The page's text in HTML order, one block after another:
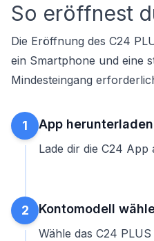
So eröffnest
Die Eröffnung des C24
ein Smartphone und eine
Mindesteingang
1 App herunterladen
Lade dir die C24
2 Kontomodell
Wähle das C24